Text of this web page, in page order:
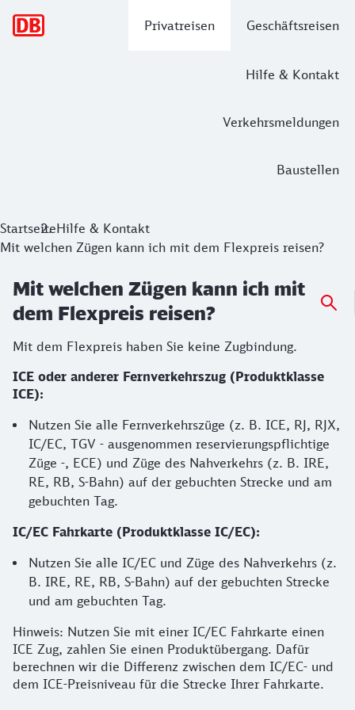
Privatreisen Geschäftsreisen
Hilfe & Kontakt
Verkehrsmeldungen
Baustellen
StartseiteHilfe & Kontakt
Mit welchen Zügen kann ich mit dem Flexpreis reisen?
Mit welchen Zügen kann ich mit
dem Flexpreis reisen?
Mit dem Flexpreis haben Sie keine Zugbindung.
ICE oder anderer Fernverkehrszug (Produktklasse
ICE):
Nutzen Sie alle Fernverkehrszüge (z. B. ICE, RJ, RJX,
IC/EC, TGV - ausgenommen reservierungspflichtige
Züge -, ECE) und Züge des Nahverkehrs (z. B. IRE,
RE, RB, S-Bahn) auf der gebuchten Strecke und am
gebuchten Tag.
IC/EC Fahrkarte (Produktklasse IC/EC):
Nutzen Sie alle IC/EC und Züge des Nahverkehrs (z.
B. IRE, RE, RB, S-Bahn) auf der gebuchten Strecke
und am gebuchten Tag.
Hinweis: Nutzen Sie mit einer IC/EC Fahrkarte einen
ICE Zug, zahlen Sie einen Produktübergang. Dafür
berechnen wir die Differenz zwischen dem IC/EC- und
dem ICE-Preisniveau für die Strecke Ihrer Fahrkarte.